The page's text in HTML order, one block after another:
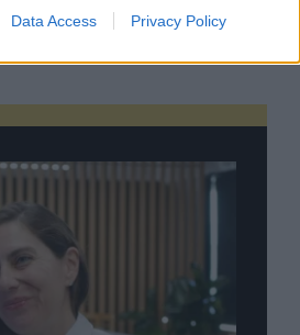
Data Access Privacy Policy
click για να σχολιάσεις